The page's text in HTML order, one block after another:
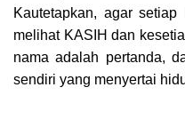
Kautetapkan, agar
melihat KASIH dan
nama adalah pertanda,
sendiri yang menyertai